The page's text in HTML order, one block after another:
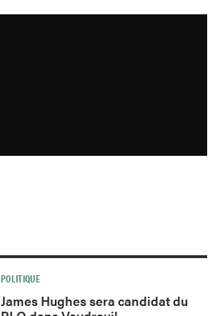
POLITIQUE
James Hughes sera candidat du